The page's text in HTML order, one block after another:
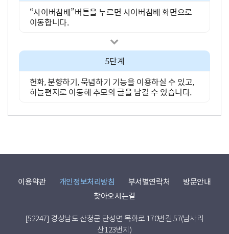
“사이버참배”버튼을 누르면 사이버참배 화면으로
이동합니다.
5단계
헌화, 분향하기, 묵념하기 기능을 이용하실 수 있고,
하늘편지로 이동해 추모의 글을 남길 수 있습니다.
이용약관 개인정보처리방침 부서별연락처
방문안내
찾아오시는길
[52247] 경상남도 산청군 단성면 목화로 170번길 57(남사리
산123번지)